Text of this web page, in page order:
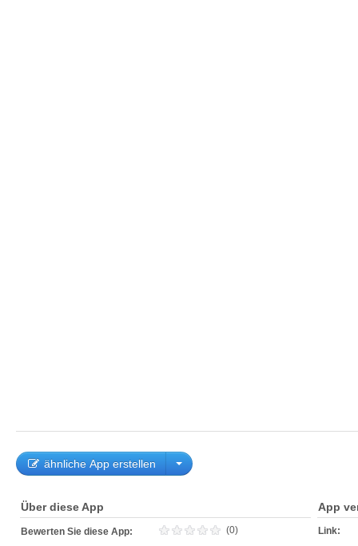
ähnliche App erstellen
Über diese App
Bewerten Sie diese App: (0)
App
Link: